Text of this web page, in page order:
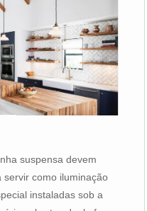
suspensa devem
servir como iluminação
instaladas sob a